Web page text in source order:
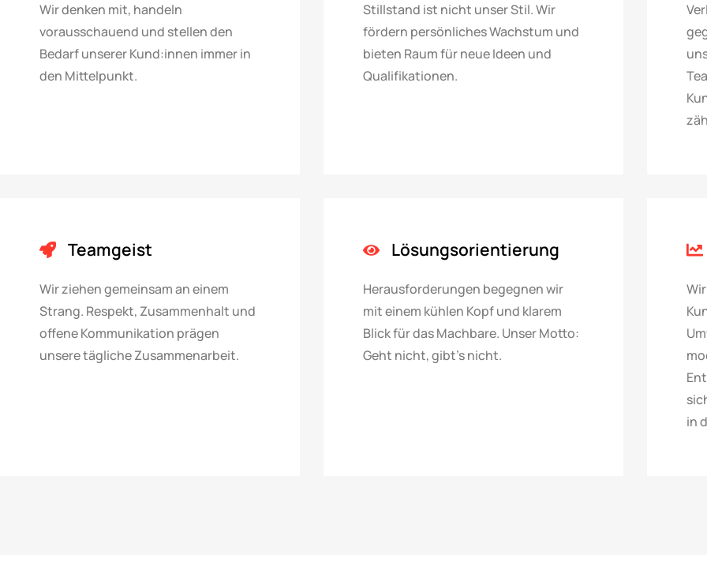
Wir denken mit, handeln
vorausschauend und stellen den
Bedarf unserer Kund:innen immer in
den Mittelpunkt.
Stillstand ist nicht unser Stil. Wir
fördern persönliches Wachstum und
bieten Raum für neue Ideen und
Qualifikationen.
Teamgeist
Wir ziehen gemeinsam an einem
Strang. Respekt, Zusammenhalt und
offene Kommunikation prägen
unsere tägliche Zusammenarbeit.
Lösungsorientierung
Herausforderungen begegnen wir
mit einem kühlen Kopf und klarem
Blick für das Machbare. Unser Motto:
Geht nicht, gibt’s nicht.
in